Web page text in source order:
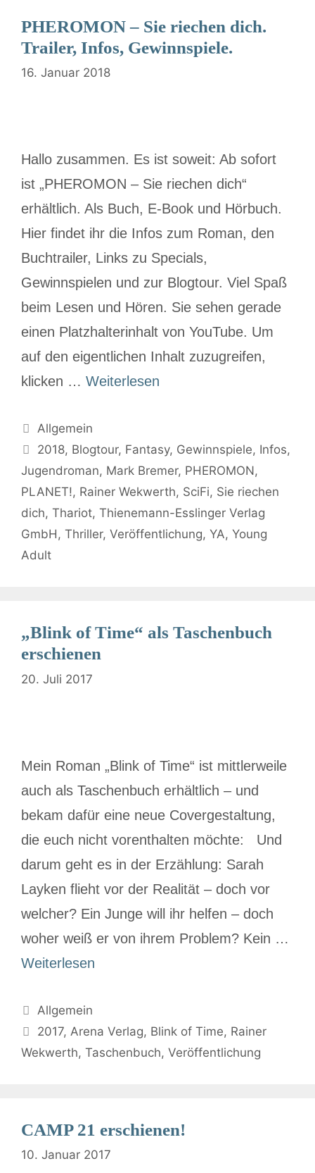
PHEROMON – Sie riechen dich.
Trailer, Infos, Gewinnspiele.
16. Januar 2018
Hallo zusammen. Es ist soweit: Ab sofort
ist „PHEROMON – Sie riechen dich“
erhältlich. Als Buch, E-Book und Hörbuch.
Hier findet ihr die Infos zum Roman, den
Buchtrailer, Links zu Specials,
Gewinnspielen und zur Blogtour. Viel Spaß
beim Lesen und Hören. Sie sehen gerade
einen Platzhalterinhalt von YouTube. Um
auf den eigentlichen Inhalt zuzugreifen,
klicken … Weiterlesen
Allgemein
2018, Blogtour, Fantasy, Gewinnspiele, Infos,
Jugendroman, Mark Bremer, PHEROMON,
PLANET!, Rainer Wekwerth, SciFi, Sie riechen
dich, Thariot, Thienemann-Esslinger Verlag
GmbH, Thriller, Veröffentlichung, YA, Young
Adult
„Blink of Time“ als Taschenbuch
erschienen
20. Juli 2017
Mein Roman „Blink of Time“ ist mittlerweile
auch als Taschenbuch erhältlich – und
bekam dafür eine neue Covergestaltung,
die euch nicht vorenthalten möchte: Und
darum geht es in der Erzählung: Sarah
Layken flieht vor der Realität – doch vor
welcher? Ein Junge will ihr helfen – doch
woher weiß er von ihrem Problem? Kein …
Weiterlesen
Allgemein
2017, Arena Verlag, Blink of Time, Rainer
Wekwerth, Taschenbuch, Veröffentlichung
CAMP 21 erschienen!
10. Januar 2017